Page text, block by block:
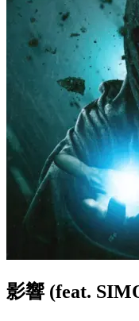
影響 (feat.